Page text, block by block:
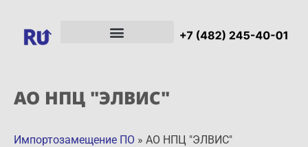
АО НПЦ "ЭЛВИС"
Импортозамещение ПО » АО НПЦ "ЭЛВИС"